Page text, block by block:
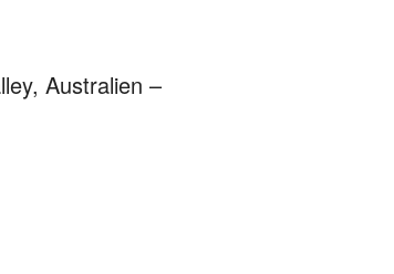
Australien –